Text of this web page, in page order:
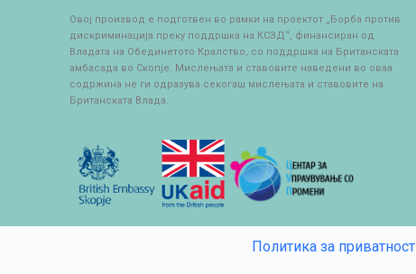
Овој производ е подготвен во рамки на проектот „Борба против
дискриминација преку поддршка на КСЗД“, финансиран од
Владата на Обединетото Кралство, со поддршка на Британската
амбасада во Скопје. Мислењата и ставовите наведени во оваа
содржина не ги одразува секогаш мислењата и ставовите на
Британската Влада.
Политика за приватност